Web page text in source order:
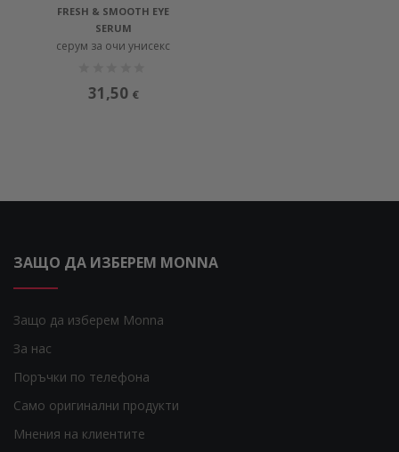
FRESH & SMOOTH EYE
SERUM
серум за очи унисекс
31,50 €
ЗАЩО ДА ИЗБЕРЕМ MONNA
Защо да изберем Monna
За нас
Поръчки по телефона
Само оригинални продукти
Мнения на клиентите